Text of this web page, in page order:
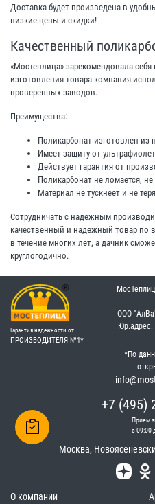
Доставка будет произведена в
низкие цены и скидки!
Качественный
«Мостеплица» зарекомендовала
изготовления товара компания
проверенных заводов.
Преимущества:
Поликарбонат изготовлен из
Имеет защиту от
Действует гарантия от
Поликарбонат не ломается, не
Материал не тускнеет и не
Сотрудничать с надежным
качественный и надежный товар
в течение многих лет, а дачник
круглогодично.
Гарантия надежности от
ПРОИЗВОДИТЕЛЯ №1*
OOO
Юр.адрес:
*По
О компании
+7 (495)
Прием
с 09:00
Москва,